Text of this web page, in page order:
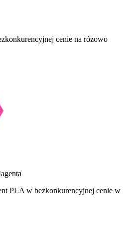
cenie na różowo
PLA w bezkonkurencyjnej cenie w